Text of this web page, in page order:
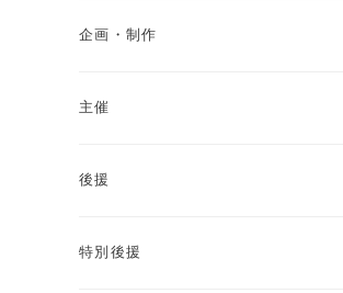
企画・制作
主催
後援
特別後援